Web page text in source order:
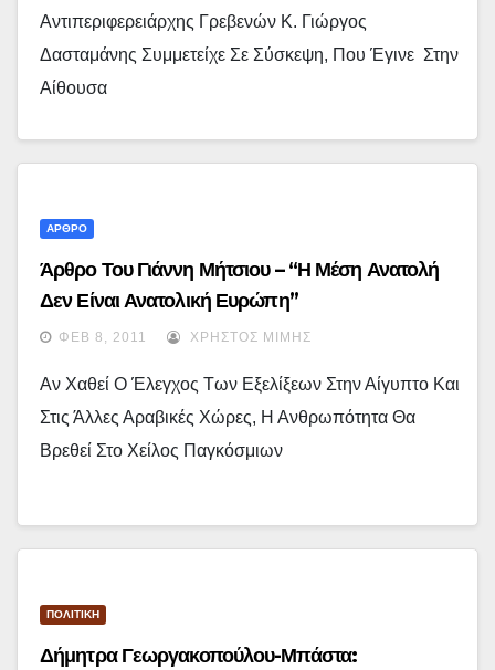
Αντιπεριφερειάρχης Γρεβενών Κ. Γιώργος
Δασταμάνης Συμμετείχε Σε Σύσκεψη, Που Έγινε Στην
Αίθουσα
ΑΡΘΡΟ
Άρθρο Του Γιάννη Μήτσιου – “Η Μέση Ανατολή
Δεν Είναι Ανατολική Ευρώπη”
ΦΕΒ 8, 2011 ΧΡΉΣΤΟΣ ΜΊΜΗΣ
Αν Χαθεί Ο Έλεγχος Των Εξελίξεων Στην Αίγυπτο Και
Στις Άλλες Αραβικές Χώρες, Η Ανθρωπότητα Θα
Βρεθεί Στο Χείλος Παγκόσμιων
ΠΟΛΙΤΙΚΗ
Δήμητρα Γεωργακοπούλου-Μπάστα: